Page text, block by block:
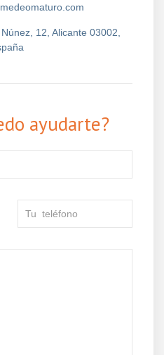
12, Alicante 03002,
ayudarte?